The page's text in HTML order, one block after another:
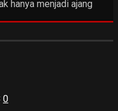
hanya menjadi ajang
0